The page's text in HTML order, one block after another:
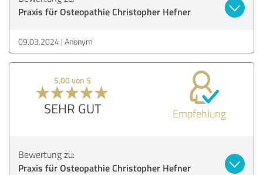
Praxis für Osteopathie Christopher Hefner
09.03.2024 Anonym
5,00 von 5
SEHR GUT Empfehlung
Bewertung zu:
Praxis für Osteopathie Christopher Hefner